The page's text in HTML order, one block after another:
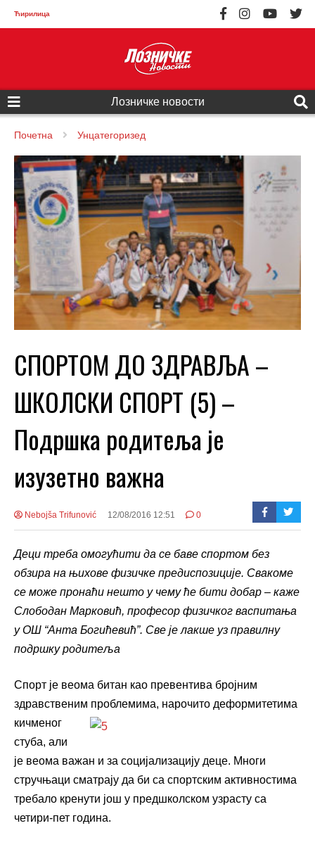
Ћирилица
Лозничке новости
Почетна Унцатегоризед
СПОРТОМ ДО ЗДРАВЉА –
ШКОЛСКИ СПОРТ (5) –
Подршка родитеља је
изузетно важна
Nebojša Trifunović 12/08/2016 12:51 0
Деци треба омогућити да се баве спортом без
обзира на њихове физичке предиспозиције. Свакоме
се може пронаћи нешто у чему ће бити добар – каже
Слободан Марковић, професор физичког васпитања
у ОШ “Анта Богићевић”. Све је лакше уз правилну
подршку родитеља
Спорт је веома битан као превентива бројним
здравственим проблемима, нарочито деформитетима
кичменог
стуба, али
је веома важан и за социјализацију деце. Многи
стручњаци сматрају да би са спортским активностима
требало кренути још у предшколском узрасту са
четири-пет година.